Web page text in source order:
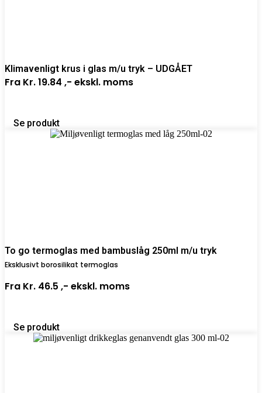
Klimavenligt krus i glas m/u tryk – UDGÅET
Fra Kr. 19.84 ,- ekskl. moms
Se produkt
To go termoglas med bambuslåg 250ml m/u tryk
Eksklusivt borosilikat termoglas
Fra Kr. 46.5 ,- ekskl. moms
Se produkt